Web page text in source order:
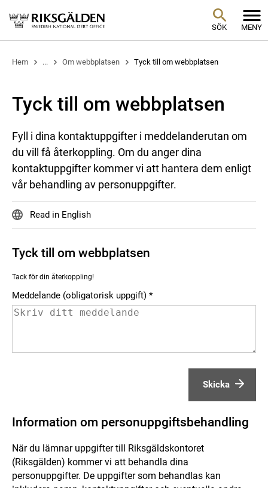
SÖK MENY
Hem ... Om webbplatsen Tyck till om webbplatsen
Tyck till om webbplatsen
Fyll i dina kontaktuppgifter i meddelanderutan om
du vill få återkoppling. Om du anger dina
kontaktuppgifter kommer vi att hantera dem enligt
vår behandling av personuppgifter.
Read in English
Tyck till om webbplatsen
Tack för din återkoppling!
Meddelande (obligatorisk uppgift)
Skicka
Information om personuppgiftsbehandling
När du lämnar uppgifter till Riksgäldskontoret
(Riksgälden) kommer vi att behandla dina
personuppgifter. De uppgifter som behandlas kan